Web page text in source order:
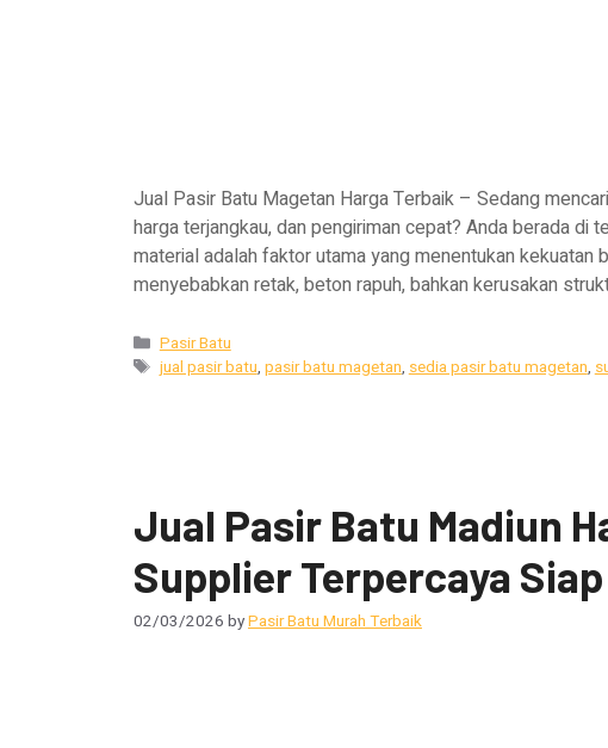
Jual Pasir Batu Magetan Harga Terbaik – Sedang
harga terjangkau, dan pengiriman cepat? Anda berada di
material adalah faktor utama yang menentukan kekuatan
menyebabkan retak, beton rapuh, bahkan kerusakan
Pasir Batu
jual pasir batu, pasir batu magetan, sedia pasir batu magetan,
Jual Pasir Batu Madiun
Supplier Terpercaya
02/03/2026 byPasir Batu Murah Terbaik